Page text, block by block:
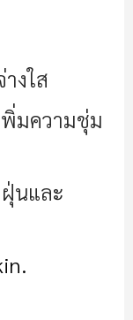
งใส
มความชุ่ม
นและ